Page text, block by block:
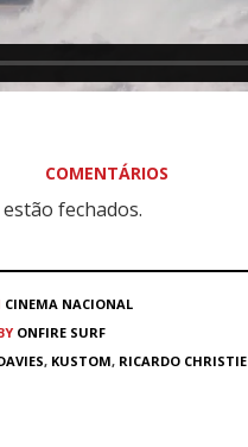
COMENTÁRIOS
fechados.
CINEMA NACIONAL
ONFIRE SURF
, KUSTOM, RICARDO CHRISTIE